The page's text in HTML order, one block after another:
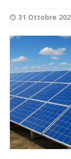
31 Ottobre